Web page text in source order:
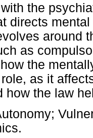
the
directs
around
as
the
as it
how the law